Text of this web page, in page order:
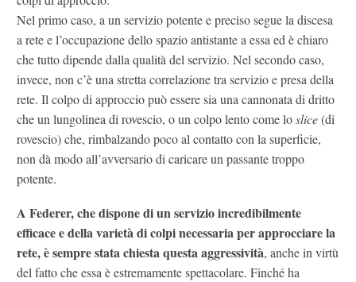
Nel primo caso, a un servizio potente e preciso segue la discesa
a rete e l’occupazione dello spazio antistante a essa ed è chiaro
che tutto dipende dalla qualità del servizio. Nel secondo caso,
invece, non c’è una stretta correlazione tra servizio e presa della
rete. Il colpo di approccio può essere sia una cannonata di dritto
che un lungolinea di rovescio, o un colpo lento come loslice(di
rovescio) che, rimbalzando poco al contatto con la superficie,
non dà modo all’avversario di caricare un passante troppo
potente.
A Federer, che dispone di un servizio incredibilmente
efficace e della varietà di colpi necessaria per approcciare la
rete, è sempre stata chiesta questa aggressività, anche in virtù
del fatto che essa è estremamente spettacolare. Finché ha